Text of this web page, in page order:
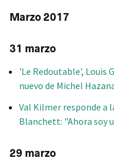
Marzo 2017
31 marzo
'Le Redoutable', Louis
nuevo de Michel
Val Kilmer responde a
Blanchett: "Ahora soy
29 marzo